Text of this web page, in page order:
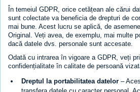
În temeiul GDPR, orice cetățean ale cărui
sunt colectate va beneficia de drepturi de
mai bune. Acest lucru se aplică, de
Original. Veți avea, de exemplu, mai multe
dacă datele dvs. personale sunt accesate.
Odată cu intrarea în vigoare a GDPR, veți
confidențialitate în calitate de persoană
Dreptul la portabilitatea datelor –